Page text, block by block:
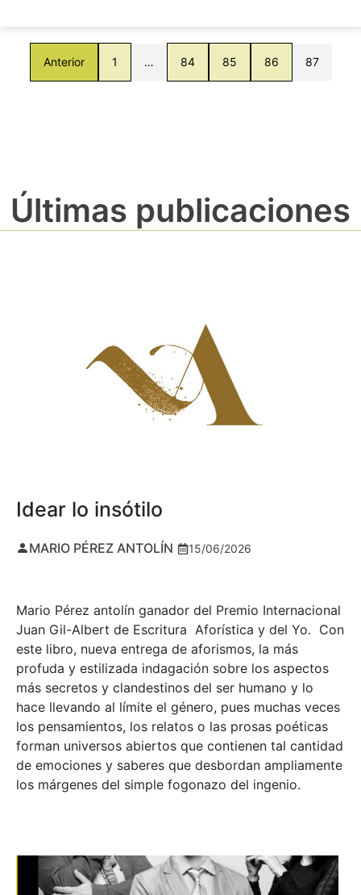
Anterior 1 … 84 85 86 87
Últimas publicaciones
Idear lo insótilo
MARIO PÉREZ ANTOLÍN 15/06/2026
Mario Pérez antolín ganador del Premio Internacional
Juan Gil-Albert de Escritura Aforística y del Yo. Con
este libro, nueva entrega de aforismos, la más
profuda y estilizada indagación sobre los aspectos
más secretos y clandestinos del ser humano y lo
hace llevando al límite el género, pues muchas veces
los pensamientos, los relatos o las prosas poéticas
forman universos abiertos que contienen tal cantidad
de emociones y saberes que desbordan ampliamente
los márgenes del simple fogonazo del ingenio.